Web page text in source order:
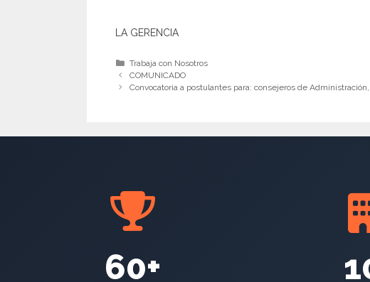
LA GERENCIA
Categorías
Trabaja con Nosotros
COMUNICADO
Convocatoria a postulantes para: consejeros de
60+